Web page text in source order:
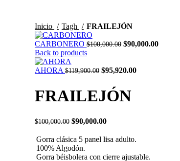
Inicio Tagh FRAILEJÓN
CARBONERO $100,000.00 $90,000.00
Back to products
AHORA $119,900.00 $95,920.00
FRAILEJÓN
$100,000.00 $90,000.00
Gorra clásica 5 panel lisa adulto.
100% Algodón.
Gorra béisbolera con cierre ajustable.